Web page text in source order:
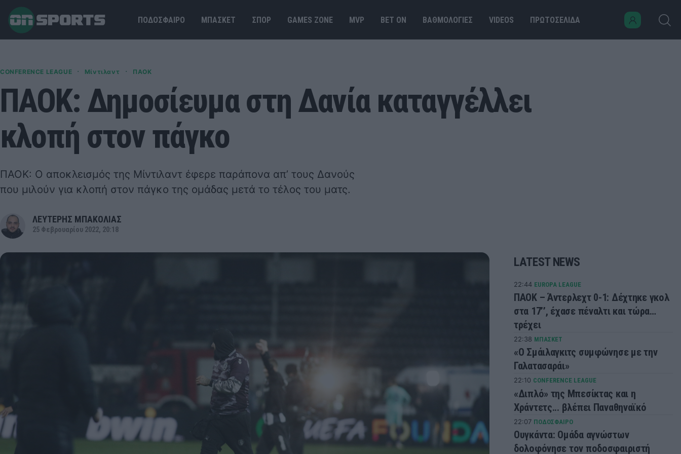
ΠΟΔΟΣΦΑΙΡΟ ΜΠΑΣΚΕΤ ΣΠΟΡ GAMES ΖΟΝΕ MVP BET ΟΝ ΒΑΘΜΟΛΟΓΙΕΣ VIDEOS ΠΡΩΤΟΣΕΛΙΔΑ
CONFERENCE LEAGUE · Μίντιλαντ · ΠΑΟΚ
ΠΑΟΚ: Δημοσίευμα στη Δανία καταγγέλλει
κλοπή στον πάγκο
ΠΑΟΚ: Ο αποκλεισμός της Μίντιλαντ έφερε παράπονα απ’ τους Δανούς
που μιλούν για κλοπή στον πάγκο της ομάδας μετά το τέλος του ματς.
ΛΕΥΤΕΡΗΣ ΜΠΑΚΟΛΙΑΣ
25 Φεβρουαρίου 2022, 20:18
LATEST NEWS
22:44 EUROPA LEAGUE
ΠΑΟΚ – Άντερλεχτ 0-1: Δέχτηκε γκολ
στα 17’’, έχασε πέναλτι και τώρα…
τρέχει
22:38 ΜΠΑΣΚΕΤ
«Ο Σμάιλαγκιτς συμφώνησε με την
Γαλατασαράι»
22:10 CONFERENCE LEAGUE
«Διπλό» της Μπεσίκτας και η
Χράντετς... βλέπει Παναθηναϊκό
22:07 ΠΟΔΟΣΦΑΙΡΟ
Ουγκάντα: Ομάδα αγνώστων
δολοφόνησε τον ποδοσφαιριστή